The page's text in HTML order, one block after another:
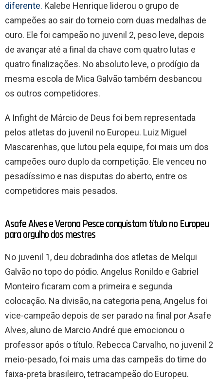
diferente. Kalebe Henrique liderou o grupo de
campeões ao sair do torneio com duas medalhas de
ouro. Ele foi campeão no juvenil 2, peso leve, depois
de avançar até a final da chave com quatro lutas e
quatro finalizações. No absoluto leve, o prodígio da
mesma escola de Mica Galvão também desbancou
os outros competidores.
A Infight de Márcio de Deus foi bem representada
pelos atletas do juvenil no Europeu. Luiz Miguel
Mascarenhas, que lutou pela equipe, foi mais um dos
campeões ouro duplo da competição. Ele venceu no
pesadíssimo e nas disputas do aberto, entre os
competidores mais pesados.
Asafe Alves e Verona Pesce conquistam título no Europeu
para orgulho dos mestres
No juvenil 1, deu dobradinha dos atletas de Melqui
Galvão no topo do pódio. Angelus Ronildo e Gabriel
Monteiro ficaram com a primeira e segunda
colocação. Na divisão, na categoria pena, Angelus foi
vice-campeão depois de ser parado na final por Asafe
Alves, aluno de Marcio André que emocionou o
professor após o título. Rebecca Carvalho, no juvenil 2
meio-pesado, foi mais uma das campeãs do time do
faixa-preta brasileiro, tetracampeão do Europeu.